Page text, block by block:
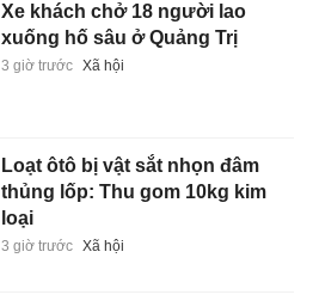
Xe khách chở 18 người lao
xuống hố sâu ở Quảng Trị
3 giờ trước Xã hội
Loạt ôtô bị vật sắt nhọn đâm
thủng lốp: Thu gom 10kg kim
loại
3 giờ trước Xã hội